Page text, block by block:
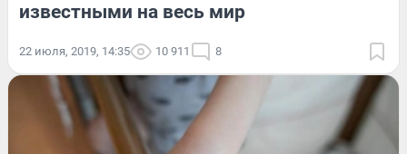
известными на весь мир
22 июля, 2019, 14:35 10 911 8